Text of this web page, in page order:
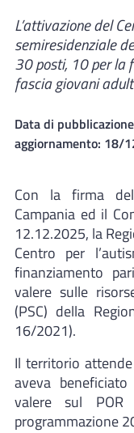
L’attivazione del
semiresidenziale
30 posti, 10 per la
fascia giovani
Data di
aggiornamento: 18/
Con la firma
Campania ed il
12.12.2025, la
Centro per
finanziamento
valere sulle
(PSC) della
16/2021).
Il territorio
aveva
valere sul POR
programmazione